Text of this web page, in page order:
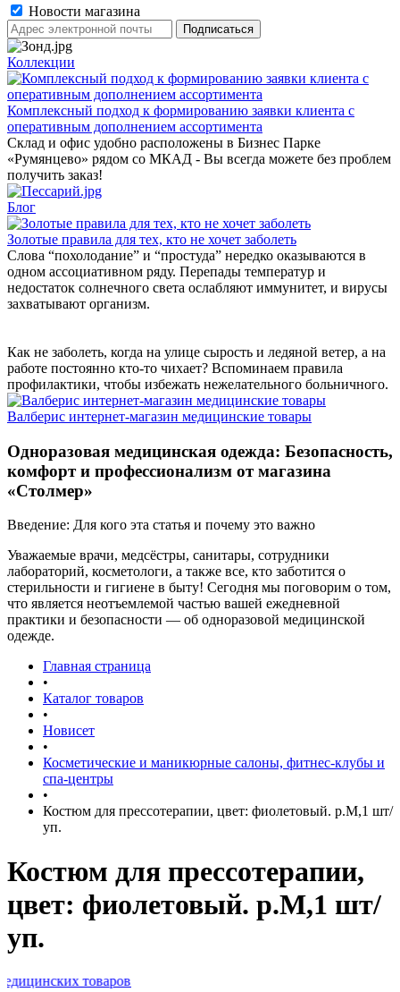
Новости магазина
Коллекции
Комплексный подход к формированию заявки клиента с
оперативным дополнением ассортимента
Склад и офис удобно расположены в Бизнес Парке
«Румянцево» рядом со МКАД - Вы всегда можете без проблем
получить заказ!
Блог
Золотые правила для тех, кто не хочет заболеть
Слова “похолодание” и “простуда” нередко оказываются в
одном ассоциативном ряду. Перепады температур и
недостаток солнечного света ослабляют иммунитет, и вирусы
захватывают организм.
Как не заболеть, когда на улице сырость и ледяной ветер, а на
работе постоянно кто-то чихает? Вспоминаем правила
профилактики, чтобы избежать нежелательного больничного.
Валберис интернет-магазин медицинские товары
Одноразовая медицинская одежда: Безопасность,
комфорт и профессионализм от магазина
«Столмер»
Введение: Для кого эта статья и почему это важно
Уважаемые врачи, медсёстры, санитары, сотрудники
лабораторий, косметологи, а также все, кто заботится о
стерильности и гигиене в быту! Сегодня мы поговорим о том,
что является неотъемлемой частью вашей ежедневной
практики и безопасности — об одноразовой медицинской
одежде.
Главная страница
•
Каталог товаров
•
Новисет
•
Косметические и маникюрные салоны, фитнес-клубы и
спа-центры
•
Костюм для прессотерапии, цвет: фиолетовый. р.М,1 шт/
уп.
Костюм для прессотерапии,
цвет: фиолетовый. р.М,1 шт/
уп.
товаров